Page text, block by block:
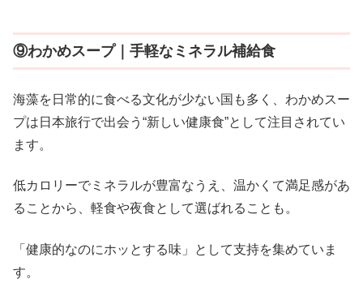
⑨わかめスープ｜手軽なミネラル補給食
海藻を日常的に食べる文化が少ない国も多く、わかめスー
プは日本旅行で出会う“新しい健康食”として注目されてい
ます。
低カロリーでミネラルが豊富なうえ、温かくて満足感があ
ることから、軽食や夜食として選ばれることも。
「健康的なのにホッとする味」として支持を集めていま
す。